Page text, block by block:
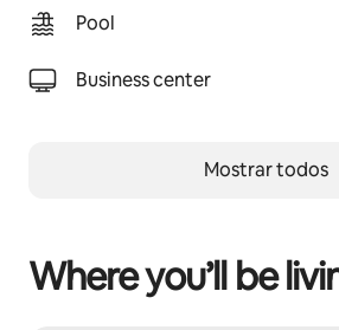
Pool
Business center
Mostrar todos
Where you’ll be